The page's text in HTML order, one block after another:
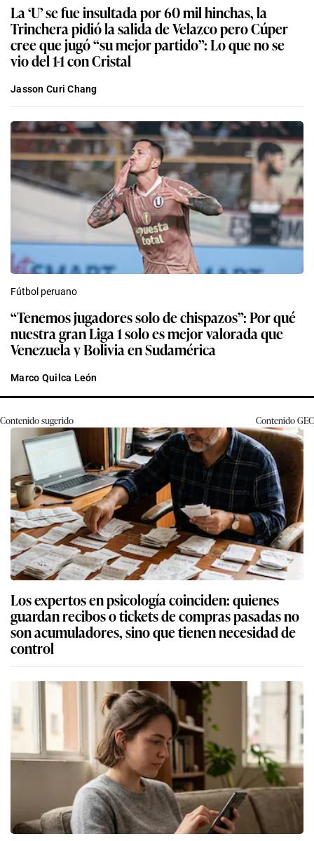
La ‘U’ se fue insultada por 60 mil hinchas, la
Trinchera pidió la salida de Velazco pero Cúper
cree que jugó “su mejor partido”: Lo que no se
vio del 1-1 con Cristal
Jasson Curi Chang
Fútbol peruano
“Tenemos jugadores solo de chispazos”: Por qué
nuestra gran Liga 1 solo es mejor valorada que
Venezuela y Bolivia en Sudamérica
Marco Quilca León
Contenido sugerido ContenidoGEC
Los expertos en psicología coinciden: quienes
guardan recibos o tickets de compras pasadas no
son acumuladores, sino que tienen necesidad de
control